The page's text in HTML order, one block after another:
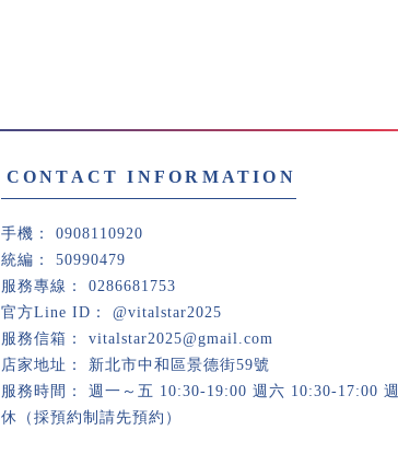
@vitalstar2025
0286681753
0908110920
50990479
vitalstar2025@gmail.com
新北市中和區景德街59號
週一～五 10:30-19:00 週六 10:30-17:00
休（採預約制請先預約）